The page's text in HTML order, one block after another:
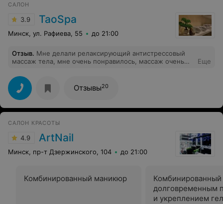
CАЛОН
3.9 TaoSpa
Минск, ул. Рафиева, 55 до 21:00
Отзыв. Мне делали релаксирующий антистрессовый
массаж тела, мне очень понравилось, массаж очень
обязательно приду ещё)
Еще
Отзывы20
САЛОН КРАСОТЫ
4.9 ArtNail
Минск, пр-т Дзержинского, 104 до 21:00
Комбинированный маникюр
долговременным
и укреплением